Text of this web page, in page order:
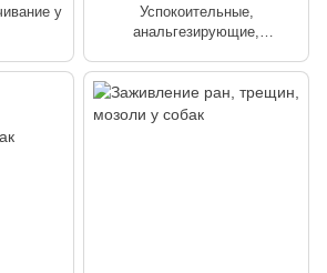
у
Успокоительные,
анальгезирующие,
собак